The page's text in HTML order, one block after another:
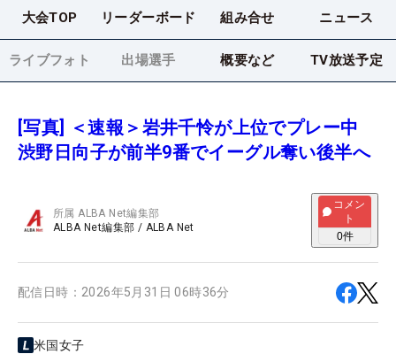
大会TOP リーダーボード 組み合せ ニュース
ライブフォト 出場選手 概要など TV放送予定
[写真] ＜速報＞岩井千怜が上位でプレー中
渋野日向子が前半9番でイーグル奪い後半へ
所属ALBA Net編集部
ALBA Net編集部 / ALBA Net
コメン
ト
0件
配信日時： 2026年5月31日 06時36分
米国女子